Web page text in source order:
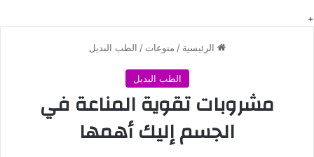
ضيق التنفس ليلاً ما أسبابه؟ هو أحد المفاهيم المهمة التي تلقى
اهتماماً متزايداً في السنوات الأخيرة. ببساطة، يشير ضيق التنفس